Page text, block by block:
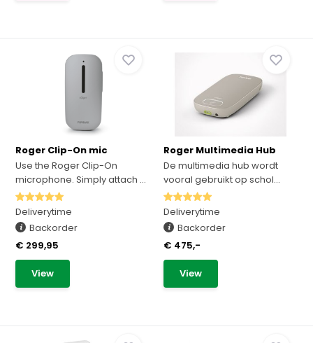
Roger Clip-On mic
Use the Roger Clip-On
microphone. Simply attach ...
Deliverytime
Backorder
€ 299,95
View
Roger Multimedia Hub
De multimedia hub wordt
vooral gebruikt op schol...
Deliverytime
Backorder
€ 475,-
View